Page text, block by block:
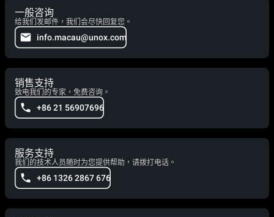
一般咨询
给我们发邮件，我们会尽快回复您。
info.macau@unox.com
销售支持
致电我们的专家，免费咨询。
+86 21 56907696
服务支持
我们的技术人员随时为您提供帮助，请拨打电话。
+86 1326 2867 676